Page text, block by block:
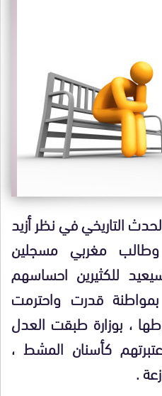
التاريخي في نظر أزيد
مغربي مسجلين
للكثيرين احساسهم
قدرت واحترمت
، بوزارة طبقت العدل
كأسنان المشط ،
.